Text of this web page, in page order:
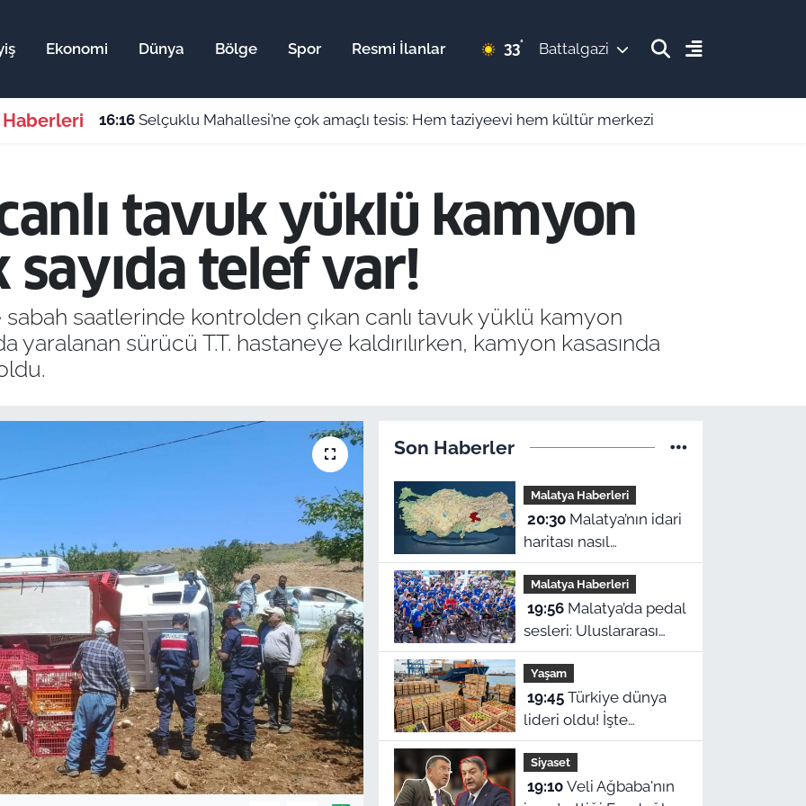
Ekonomi Dünya Bölge Spor Resmi İlanlar 33° Battalgazi
Haberleri 16:16 Selçuklu Mahallesi’ne çok amaçlı tesis: Hem taziyeevi hem kültür merkezi
tavuk yüklü kamyon
telef var!
sabah saatlerinde kontrolden çıkan canlı tavuk yüklü kamyon
sürücü T.T. hastaneye kaldırılırken, kamyon kasasında
Son Haberler
Malatya Haberleri
20:30Malatya’nın idari
haritası nasıl
şekillendi? Hangi ilçe
ne zaman ilçe oldu?
Malatya Haberleri
19:56Malatya’da pedal
sesleri: Uluslararası
Beydağı Dağ Bisikleti
Yarışı kortejle başladı
Yaşam
19:45Türkiye dünya
lideri oldu! İşte
açıklanan o veriler
Siyaset
19:10Veli Ağbaba'nın